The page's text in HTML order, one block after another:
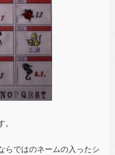
らではのネームの入ったシ